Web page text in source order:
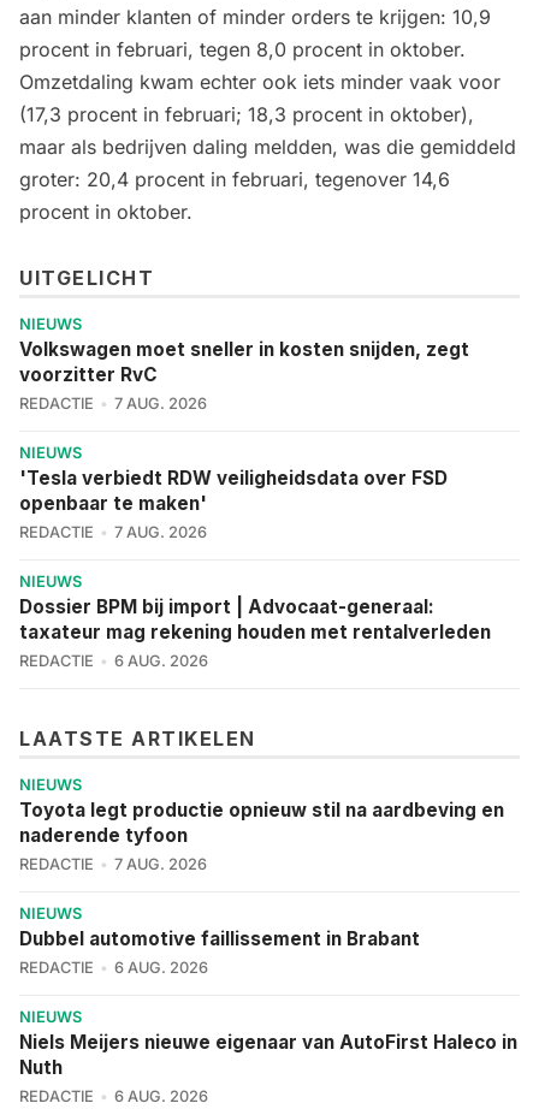
aan minder klanten of minder orders te krijgen: 10,9
procent in februari, tegen 8,0 procent in oktober.
Omzetdaling kwam echter ook iets minder vaak voor
(17,3 procent in februari; 18,3 procent in oktober),
maar als bedrijven daling meldden, was die gemiddeld
groter: 20,4 procent in februari, tegenover 14,6
procent in oktober.
UITGELICHT
NIEUWS
Volkswagen moet sneller in kosten snijden, zegt
voorzitter RvC
REDACTIE 7 AUG. 2026
NIEUWS
'Tesla verbiedt RDW veiligheidsdata over FSD
openbaar te maken'
REDACTIE 7 AUG. 2026
NIEUWS
Dossier BPM bij import | Advocaat-generaal:
taxateur mag rekening houden met rentalverleden
REDACTIE 6 AUG. 2026
LAATSTE ARTIKELEN
NIEUWS
Toyota legt productie opnieuw stil na aardbeving en
naderende tyfoon
REDACTIE 7 AUG. 2026
NIEUWS
Dubbel automotive faillissement in Brabant
REDACTIE 6 AUG. 2026
NIEUWS
Niels Meijers nieuwe eigenaar van AutoFirst Haleco in
Nuth
REDACTIE 6 AUG. 2026